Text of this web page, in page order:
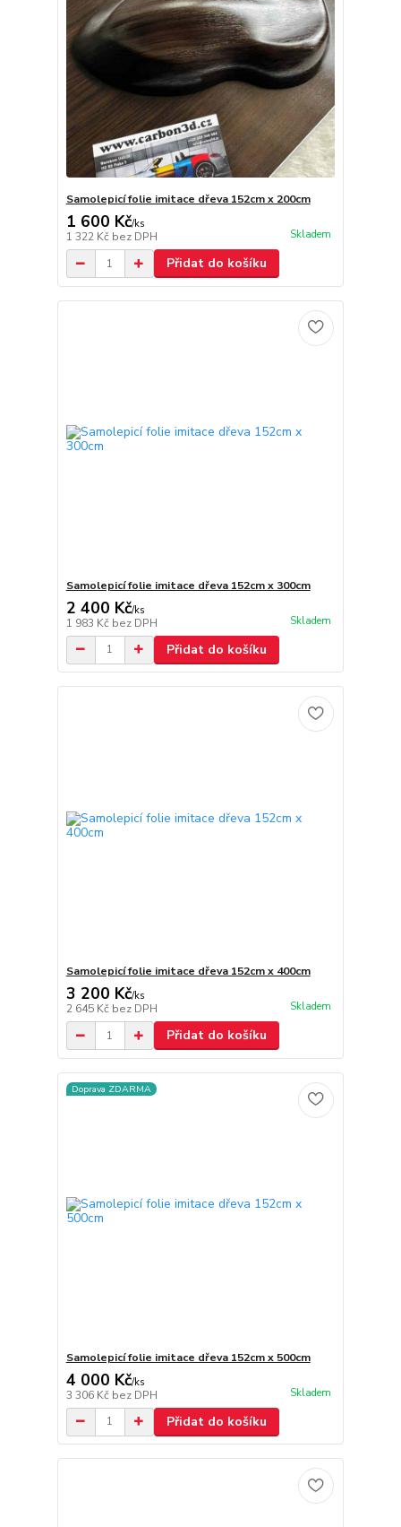
Samolepicí folie imitace dřeva 152cm x 200cm
1 600 Kč/ks
1 322 Kč bez DPH Skladem
Přidat do košíku
Samolepicí folie imitace dřeva 152cm x 300cm
2 400 Kč/ks
1 983 Kč bez DPH Skladem
Přidat do košíku
Samolepicí folie imitace dřeva 152cm x 400cm
3 200 Kč/ks
2 645 Kč bez DPH Skladem
Přidat do košíku
Doprava ZDARMA
Samolepicí folie imitace dřeva 152cm x 500cm
4 000 Kč/ks
3 306 Kč bez DPH Skladem
Přidat do košíku